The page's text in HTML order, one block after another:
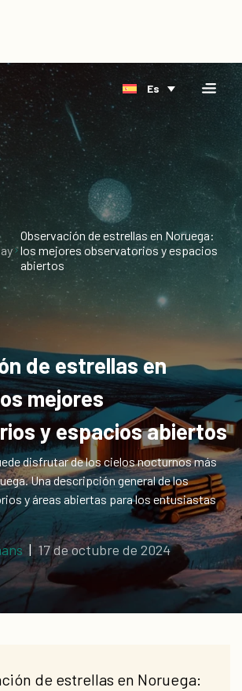
Es
Observación de estrellas en Noruega:
los mejores observatorios y espacios
abiertos
de estrellas en
mejores
y espacios abiertos
disfrutar de los cielos nocturnos más
Una descripción general de los
y áreas abiertas para los entusiastas
| 17 de octubre de 2024
de estrellas en Noruega: